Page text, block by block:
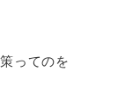
ってのを